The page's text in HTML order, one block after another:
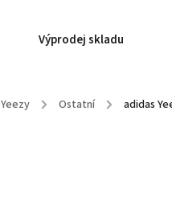
Výprodej skladu
Yeezy / Ostatní / adidas